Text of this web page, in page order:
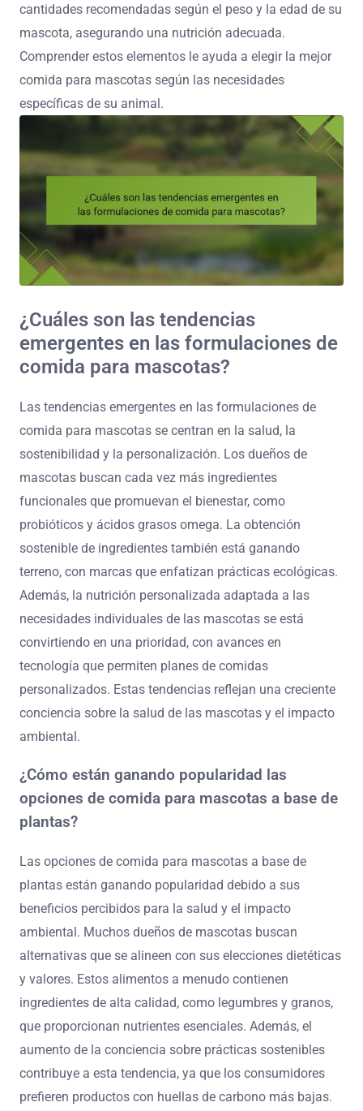
cantidades recomendadas según el peso y la edad de su
mascota, asegurando una nutrición adecuada.
Comprender estos elementos le ayuda a elegir la mejor
comida para mascotas según las necesidades
específicas de su animal.
¿Cuáles son las tendencias
emergentes en las formulaciones de
comida para mascotas?
Las tendencias emergentes en las formulaciones de
comida para mascotas se centran en la salud, la
sostenibilidad y la personalización. Los dueños de
mascotas buscan cada vez más ingredientes
funcionales que promuevan el bienestar, como
probióticos y ácidos grasos omega. La obtención
sostenible de ingredientes también está ganando
terreno, con marcas que enfatizan prácticas ecológicas.
Además, la nutrición personalizada adaptada a las
necesidades individuales de las mascotas se está
convirtiendo en una prioridad, con avances en
tecnología que permiten planes de comidas
personalizados. Estas tendencias reflejan una creciente
conciencia sobre la salud de las mascotas y el impacto
ambiental.
¿Cómo están ganando popularidad las
opciones de comida para mascotas a base de
plantas?
Las opciones de comida para mascotas a base de
plantas están ganando popularidad debido a sus
beneficios percibidos para la salud y el impacto
ambiental. Muchos dueños de mascotas buscan
alternativas que se alineen con sus elecciones dietéticas
y valores. Estos alimentos a menudo contienen
ingredientes de alta calidad, como legumbres y granos,
que proporcionan nutrientes esenciales. Además, el
aumento de la conciencia sobre prácticas sostenibles
contribuye a esta tendencia, ya que los consumidores
prefieren productos con huellas de carbono más bajas.